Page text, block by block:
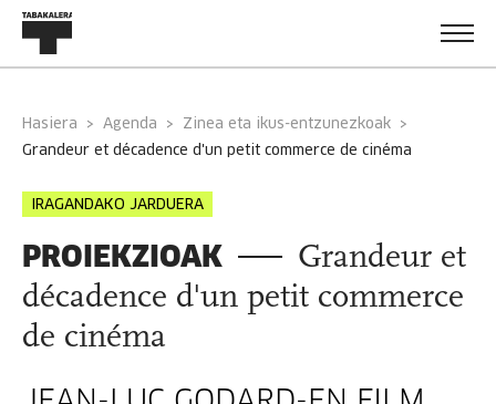
Hasiera Agenda
Zinea eta ikus-entzunezkoak
grandeur et décadence d'un petit commerce de cinéma
IRAGANDAKO JARDUERA
PROIEKZIOAK
Grandeur et
décadence d'un petit commerce
de cinéma